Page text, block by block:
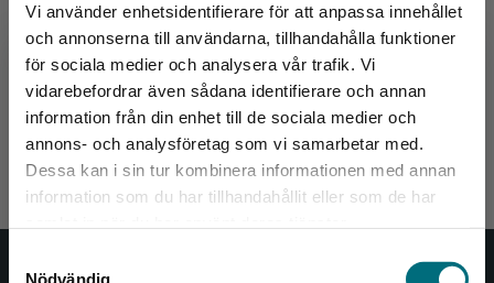
Vi använder enhetsidentifierare för att anpassa innehållet
och annonserna till användarna, tillhandahålla funktioner
för sociala medier och analysera vår trafik. Vi
vidarebefordrar även sådana identifierare och annan
information från din enhet till de sociala medier och
annons- och analysföretag som vi samarbetar med.
Dessa kan i sin tur kombinera informationen med annan
information som du har tillhandahållit eller som de har
Nödvändig
Begränsad fraktregion
Det verkar som att du besöker
nyponochviljaforlag.se via en enhet utanför
Typiskt Tobias! - Lärarhandledning med
tematiska övningar
Lundberg Hahn, K., Pedersen, A., Klintenberg, B.
467 krinkl. moms
Exkl. moms: 441 kr